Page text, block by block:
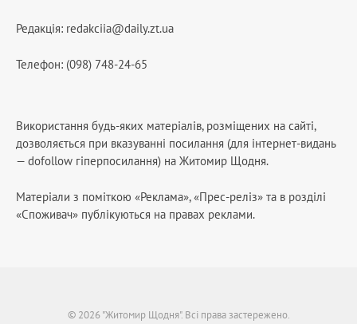
Редакція: redakciia@daily.zt.ua
Телефон: (098) 748-24-65
Використання будь-яких матеріалів, розміщених на сайті,
дозволяється при вказуванні посилання (для інтернет-видань
— dofollow гіперпосилання) на Житомир Щодня.
Матеріали з поміткою «Реклама», «Прес-реліз» та в розділі
«Споживач» публікуються на правах реклами.
© 2026 "Житомир Щодня". Всі права застережено.